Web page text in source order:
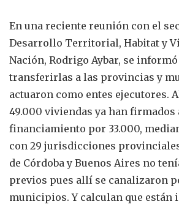
En una reciente reunión con el
Desarrollo Territorial, Habitat y
Nación, Rodrigo Aybar, se informó
transferirlas a las provincias y
actuaron como entes ejecutores.
49.000 viviendas ya han firmados
financiamiento por 33.000,
con 29 jurisdicciones
de Córdoba y Buenos Aires no
previos pues allí se canalizaron
municipios. Y calculan que están